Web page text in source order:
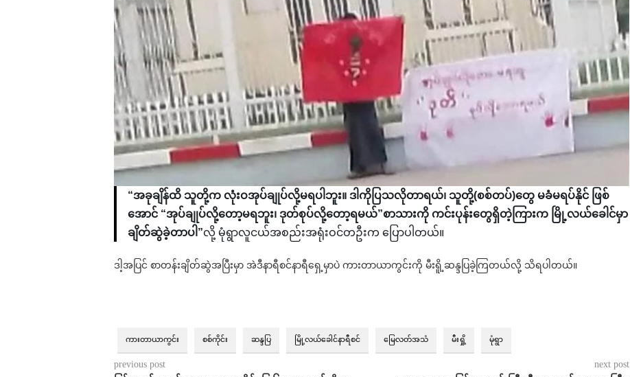
“အခုချိန်ထိ သူတို့က လုံးဝအုပ်ချုပ်လို့မရပါဘူး။ ဒါကိုပြသလိုတာရယ်၊ သူတို့(စစ်တပ်)တွေ မခံမရပ်နိုင် ဖြစ်
အောင် “အုပ်ချုပ်လို့တော့မရဘူး၊ ဒုတ်စုပ်လို့တော့ရမယ်”စာသားကို ကင်းပုန်းတွေရှိတဲ့ကြားက မြို့လယ်ခေါင်မှာ
ချိတ်ဆွဲခဲ့တာပါ”လို့ မုံရွာလူငယ်အစည်းအရုံးဝင်တဦးက ပြောပါတယ်။
ဒါ့အပြင် စာတန်းချိတ်ဆွဲအပြီးမှာ အဲဒီနာရီစင်နာရီရှေ့မှာပဲ ကားတာယာကွင်းကို မီးရိူ့ဆန္ဒပြခဲ့ကြတယ်လို့ သိရပါတယ်။
ကားတာယာကွင်း စစ်ကိုင်း ဆန္ဒပြ မြို့လယ်ခေါင်နာရီစင် မြေလတ်အသံ မီးရှို့ မုံရွာ
previous post next post